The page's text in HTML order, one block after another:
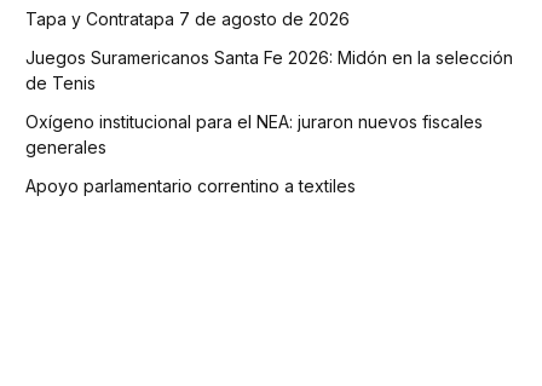
Tapa y Contratapa 7 de agosto de 2026
Juegos Suramericanos Santa Fe 2026: Midón en la selección
de Tenis
Oxígeno institucional para el NEA: juraron nuevos fiscales
generales
Apoyo parlamentario correntino a textiles